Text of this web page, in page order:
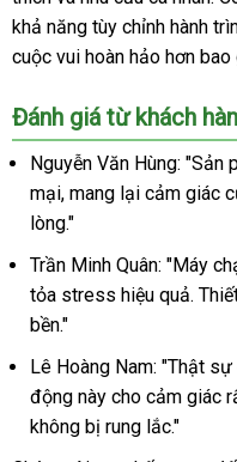
khả năng tùy chỉnh hành
cuộc vui hoàn hảo hơn bao
Đánh giá từ khách
Nguyễn Văn Hùng: "Sản
mại, mang lại cảm giác
lòng."
Trần Minh Quân: "Máy
tỏa stress hiệu quả.
bền."
Lê Hoàng Nam: "Thật
động này cho cảm giác
không bị rung lắc."